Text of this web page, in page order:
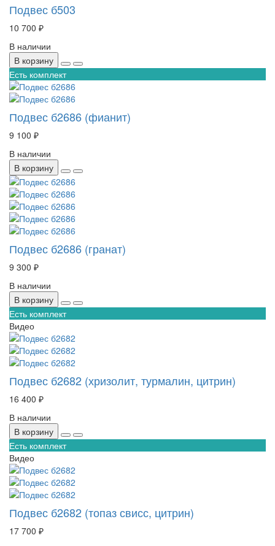
Подвес б503
10 700 ₽
В наличии
В корзину
Есть комплект
Подвес б2686 (фианит)
9 100 ₽
В наличии
В корзину
Подвес б2686 (гранат)
9 300 ₽
В наличии
В корзину
Есть комплект
Видео
Подвес б2682 (хризолит, турмалин, цитрин)
16 400 ₽
В наличии
В корзину
Есть комплект
Видео
Подвес б2682 (топаз свисс, цитрин)
17 700 ₽